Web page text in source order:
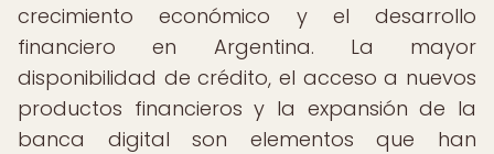
crecimiento económico y el desarrollo
financiero en Argentina. La mayor
disponibilidad de crédito, el acceso a nuevos
productos financieros y la expansión de la
banca digital son elementos que han